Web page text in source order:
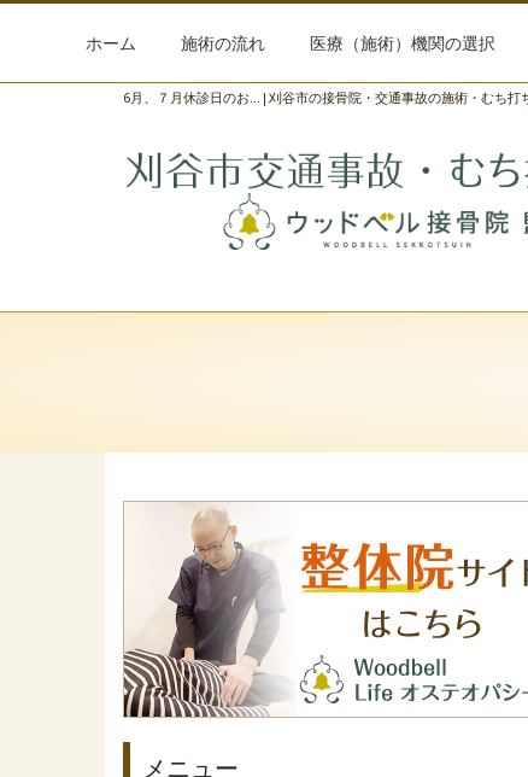
6月、７月休診日のお...|刈谷市の接骨院・交通事故の施術・むち打
ホーム 施術の流れ 医療（施術）機関の選択
メニュー